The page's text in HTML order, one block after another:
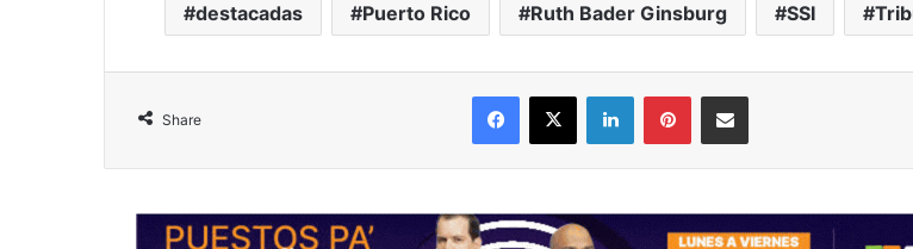
destacadas Puerto Rico Ruth Bader Ginsburg SSI
Share
Facebook
X LinkedInPinterestShare via Email